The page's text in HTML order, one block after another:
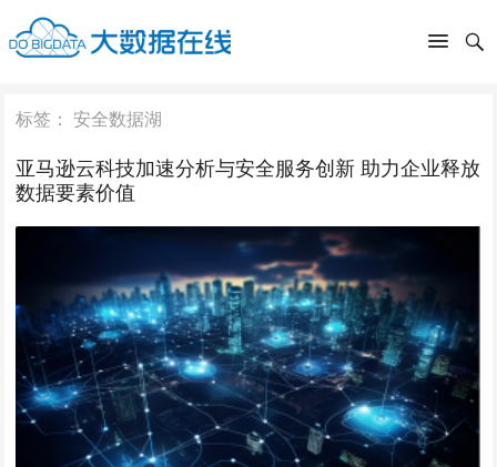
标签：安全数据湖
亚马逊云科技加速分析与安全服务创新 助力企业释放
数据要素价值